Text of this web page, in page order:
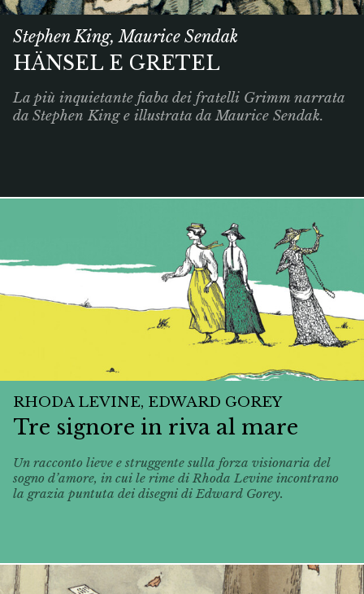
Stephen King, Maurice Sendak
HÄNSEL E GRETEL
La più inquietante fiaba dei fratelli Grimm narrata
da Stephen King e illustrata da Maurice Sendak.
RHODA LEVINE, EDWARD GOREY
Tre signore in riva al mare
Un racconto lieve e struggente sulla forza visionaria del
sogno d’amore, in cui le rime di Rhoda Levine incontrano
la grazia puntuta dei disegni di Edward Gorey.